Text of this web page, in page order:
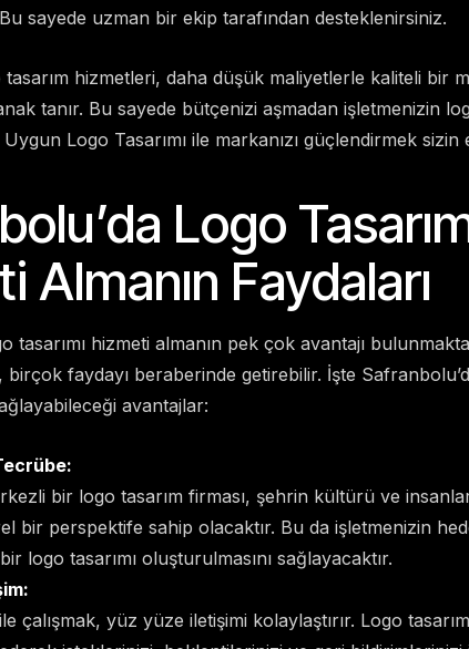
sayede uzman bir ekip tarafından desteklenirsiniz.
tasarım hizmetleri, daha düşük maliyetlerle kaliteli bir
tanır. Bu sayede bütçenizi aşmadan işletmenizin
Logo Tasarımı ile markanızı güçlendirmek sizin
Logo
Almanın Faydaları
tasarımı hizmeti almanın pek çok avantajı
birçok faydayı beraberinde getirebilir. İşte
avantajlar:
bir logo tasarım firması, şehrin kültürü ve
bir perspektife sahip olacaktır. Bu da işletmenizin
logo tasarımı oluşturulmasını sağlayacaktır.
çalışmak, yüz yüze iletişimi kolaylaştırır. Logo